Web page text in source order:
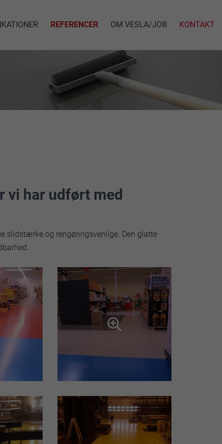
REFERENCER OM VESLA/JOB KONTAKT
vi har udført med
slidstærke og rengøringsvenlige. Den glatte
